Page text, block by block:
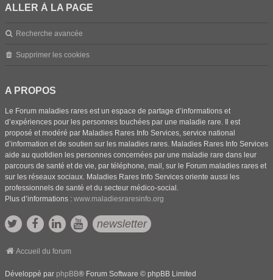
ALLER À LA PAGE
Recherche avancée
Supprimer les cookies
A PROPOS
Le Forum maladies rares est un espace de partage d’informations et
d’expériences pour les personnes touchées par une maladie rare. Il est
proposé et modéré par Maladies Rares Info Services, service national
d’information et de soutien sur les maladies rares. Maladies Rares Info Services
aide au quotidien les personnes concernées par une maladie rare dans leur
parcours de santé et de vie, par téléphone, mail, sur le Forum maladies rares et
sur les réseaux sociaux. Maladies Rares Info Services oriente aussi les
professionnels de santé et du secteur médico-social.
Plus d’informations : www.maladiesraresinfo.org
newsletter
Accueil du forum
Développé par phpBB® Forum Software © phpBB Limited